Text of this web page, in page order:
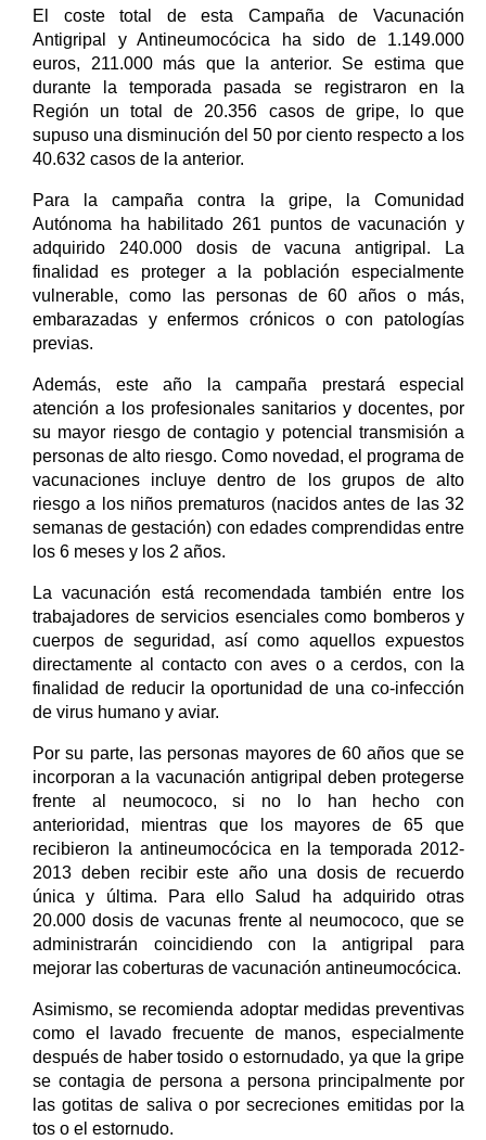
El coste total de esta Campaña de Vacunación
Antigripal y Antineumocócica ha sido de 1.149.000
euros, 211.000 más que la anterior. Se estima que
durante la temporada pasada se registraron en la
Región un total de 20.356 casos de gripe, lo que
supuso una disminución del 50 por ciento respecto a los
40.632 casos de la anterior.
Para la campaña contra la gripe, la Comunidad
Autónoma ha habilitado 261 puntos de vacunación y
adquirido 240.000 dosis de vacuna antigripal. La
finalidad es proteger a la población especialmente
vulnerable, como las personas de 60 años o más,
embarazadas y enfermos crónicos o con patologías
previas.
Además, este año la campaña prestará especial
atención a los profesionales sanitarios y docentes, por
su mayor riesgo de contagio y potencial transmisión a
personas de alto riesgo. Como novedad, el programa de
vacunaciones incluye dentro de los grupos de alto
riesgo a los niños prematuros (nacidos antes de las 32
semanas de gestación) con edades comprendidas entre
los 6 meses y los 2 años.
La vacunación está recomendada también entre los
trabajadores de servicios esenciales como bomberos y
cuerpos de seguridad, así como aquellos expuestos
directamente al contacto con aves o a cerdos, con la
finalidad de reducir la oportunidad de una co-infección
de virus humano y aviar.
Por su parte, las personas mayores de 60 años que se
incorporan a la vacunación antigripal deben protegerse
frente al neumococo, si no lo han hecho con
anterioridad, mientras que los mayores de 65 que
recibieron la antineumocócica en la temporada 2012-
2013 deben recibir este año una dosis de recuerdo
única y última. Para ello Salud ha adquirido otras
20.000 dosis de vacunas frente al neumococo, que se
administrarán coincidiendo con la antigripal para
mejorar las coberturas de vacunación antineumocócica.
Asimismo, se recomienda adoptar medidas preventivas
como el lavado frecuente de manos, especialmente
después de haber tosido o estornudado, ya que la gripe
se contagia de persona a persona principalmente por
las gotitas de saliva o por secreciones emitidas por la
tos o el estornudo.